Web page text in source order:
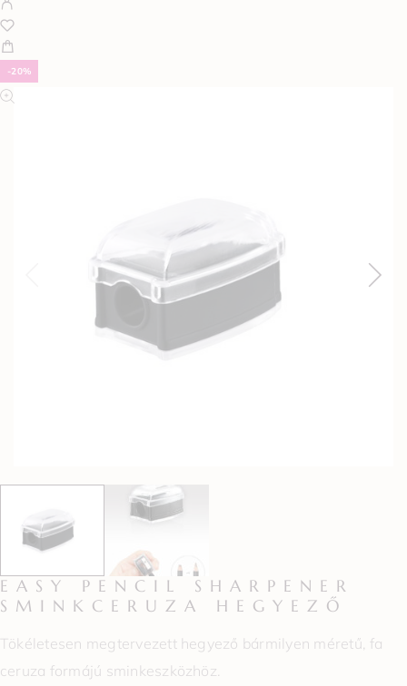
-20%
EASY PENCIL SHARPENER
SMINKCERUZA HEGYEZŐ
Tökéletesen megtervezett hegyező bármilyen méretű, fa
ceruza formájú sminkeszközhöz.